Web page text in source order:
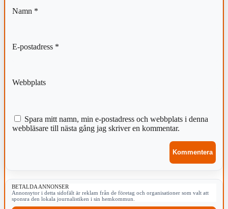
Namn *
E-postadress *
Webbplats
Spara mitt namn, min e-postadress och webbplats i denna
webbläsare till nästa gång jag skriver en kommentar.
BETALDA ANNONSER
Annonsytor i detta sidofält är reklam från de företag och organisationer som valt att
sponsra den lokala journalistiken i sin hemkommun.